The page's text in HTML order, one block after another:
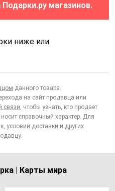
магазинов.
ниже или
данного товара.
на сайт продавца или
связи, чтобы узнать, кто продает
справочный характер. Для
условий доставки и других
| Карты мира